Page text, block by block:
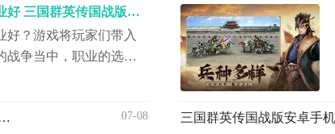
三国群英传国战版国战哪些职业好 三国群英传国战版职业分享
好？游戏将玩家们带入
战争当中，职业的选择
入游戏的时候选择什
之后，大家心中就有选
载安装链接 三国群英传国战版正版下载手机版 07-08